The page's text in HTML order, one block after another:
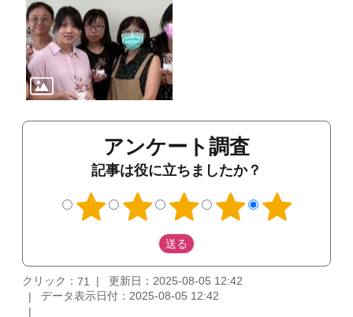
アンケート調査
記事は役に立ちましたか？
クリック： 71
更新日：2025-08-05 12:42
データ表示日付：2025-08-05 12:42